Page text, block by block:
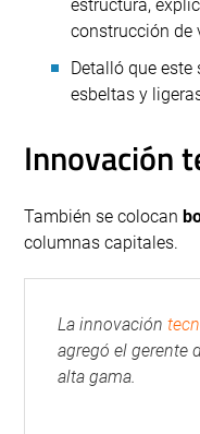
estructura,
construcción de
Detalló que
esbeltas y
Innovación
También se colocan
columnas capitales.
La innovación
agregó el gerente
alta gama.